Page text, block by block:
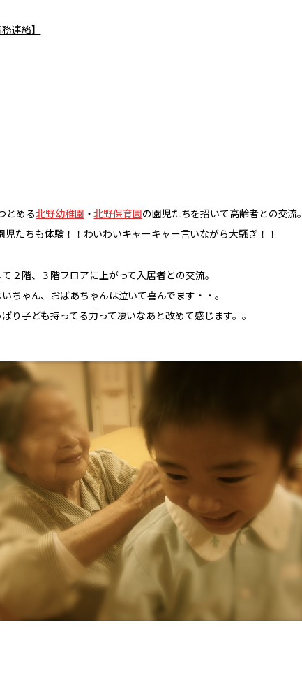
務連絡】
とめる北野幼稚園 ・北野保育園の園児たちを招いて高齢者との交流。
たちも体験！！わいわいキャーキャー言いながら大騒ぎ！！
２階、３階フロアに上がって入居者との交流。
いちゃん、おばあちゃんは泣いて喜んでます・・。
り子ども持ってる力って凄いなあと改めて感じます。。